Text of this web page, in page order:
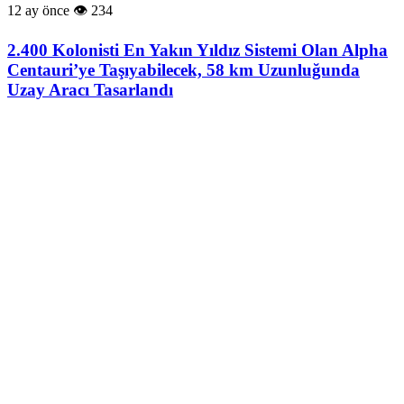
12 ay önce 234
2.400 Kolonisti En Yakın Yıldız Sistemi Olan Alpha
Centauri’ye Taşıyabilecek, 58 km Uzunluğunda
Uzay Aracı Tasarlandı